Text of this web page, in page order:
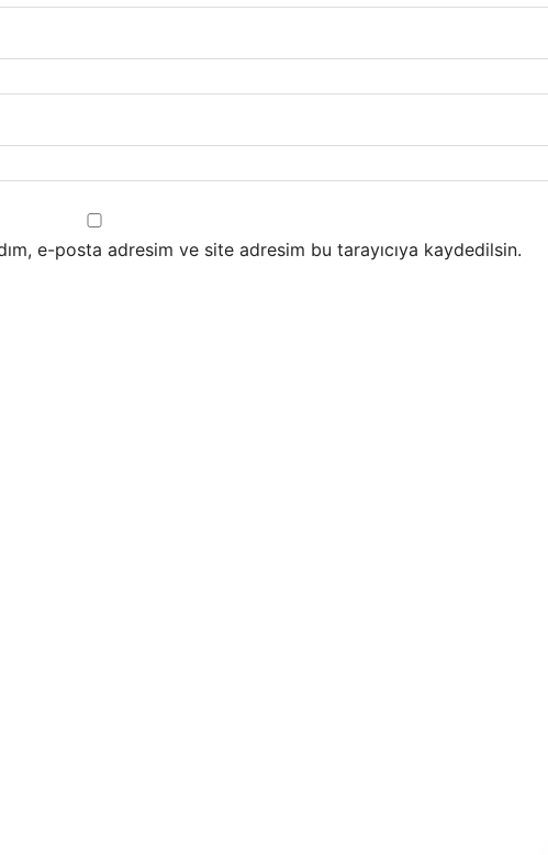
e-posta adresim ve site adresim bu tarayıcıya kaydedilsin.